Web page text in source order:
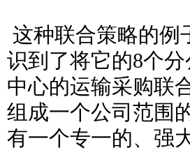
这种联合策略的例
识到了将它的8个
中心的运输采购联
组成一个公司范围
有一个专一的、强